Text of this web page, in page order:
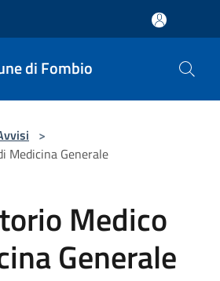
di Fombio
>
Medicina Generale
Medico
Generale